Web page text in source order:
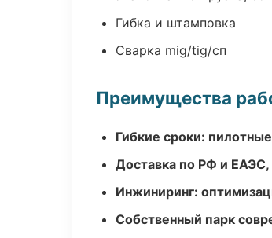
Гибка и штамповка
Сварка mig/tig/сп
Преимущества
Гибкие сроки:
Доставка по РФ и ЕАЭС,
Инжиниринг:
Собственный парк